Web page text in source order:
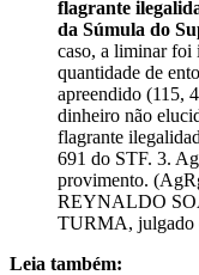
flagrante
da Súmula do
caso, a liminar foi
quantidade de
apreendido (115,
dinheiro não
flagrante
691 do STF. 3.
provimento.
REYNALDO
TURMA, julgado
Leia também: